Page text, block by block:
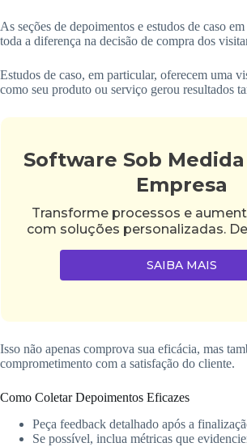
As seções de depoimentos e estudos de caso
toda a diferença na decisão de compra dos
Estudos de caso, em particular, oferecem uma
como seu produto ou serviço gerou resultados
Software Sob Medida
Empresa
Transforme processos e
com soluções personalizadas.
SAIBA MAIS
Isso não apenas comprova sua eficácia, mas
comprometimento com a satisfação do cliente.
Como Coletar Depoimentos Eficazes
Peça feedback detalhado após a
Se possível, inclua métricas que